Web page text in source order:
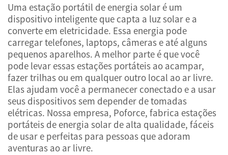
Produtos
Serviços
Notícias
Contacte-nos
Uma estação portátil de energia solar é um
dispositivo inteligente que capta a luz solar e a
converte em eletricidade. Essa energia pode
carregar telefones, laptops, câmeras e até alguns
pequenos aparelhos. A melhor parte é que você
pode levar essas estações portáteis ao acampar,
fazer trilhas ou em qualquer outro local ao ar livre.
Elas ajudam você a permanecer conectado e a usar
seus dispositivos sem depender de tomadas
elétricas. Nossa empresa, Poforce, fabrica estações
portáteis de energia solar de alta qualidade, fáceis
de usar e perfeitas para pessoas que adoram
aventuras ao ar livre.